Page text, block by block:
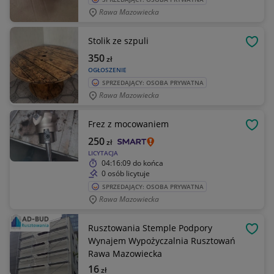
Rawa Mazowiecka
Stolik ze szpuli
OGŁOSZENIE
350zł
SPRZEDAJĄCY: OSOBA PRYWATNA
Rawa Mazowiecka
Frez z mocowaniem
LICYTACJA
250zł
04:16:09 do końca
0 osób licytuje
SPRZEDAJĄCY: OSOBA PRYWATNA
Rawa Mazowiecka
Rusztowania Stemple Podpory
Wynajem Wypożyczalnia Rusztowań
Rawa Mazowiecka
16zł